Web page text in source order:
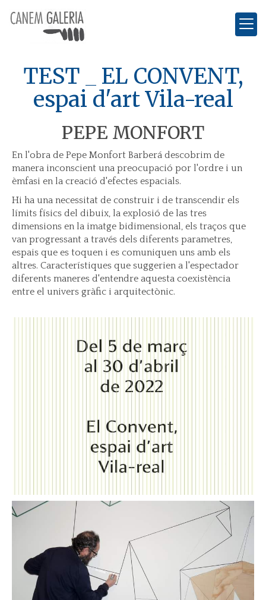
TEST _ EL CONVENT,
espai d'art Vila-real
PEPE MONFORT
En l'obra de Pepe Monfort Barberá descobrim de
manera inconscient una preocupació por l'ordre i un
èmfasi en la creació d'efectes espacials.
Hi ha una necessitat de construir i de transcendir els
límits físics del dibuix, la explosió de las tres
dimensions en la imatge bidimensional, els traços que
van progressant a través dels diferents parametres,
espais que es toquen i es comuniquen uns amb els
altres. Característiques que suggerien a l'espectador
diferents maneres d'entendre aquesta coexistència
entre el univers gràfic i arquitectònic.